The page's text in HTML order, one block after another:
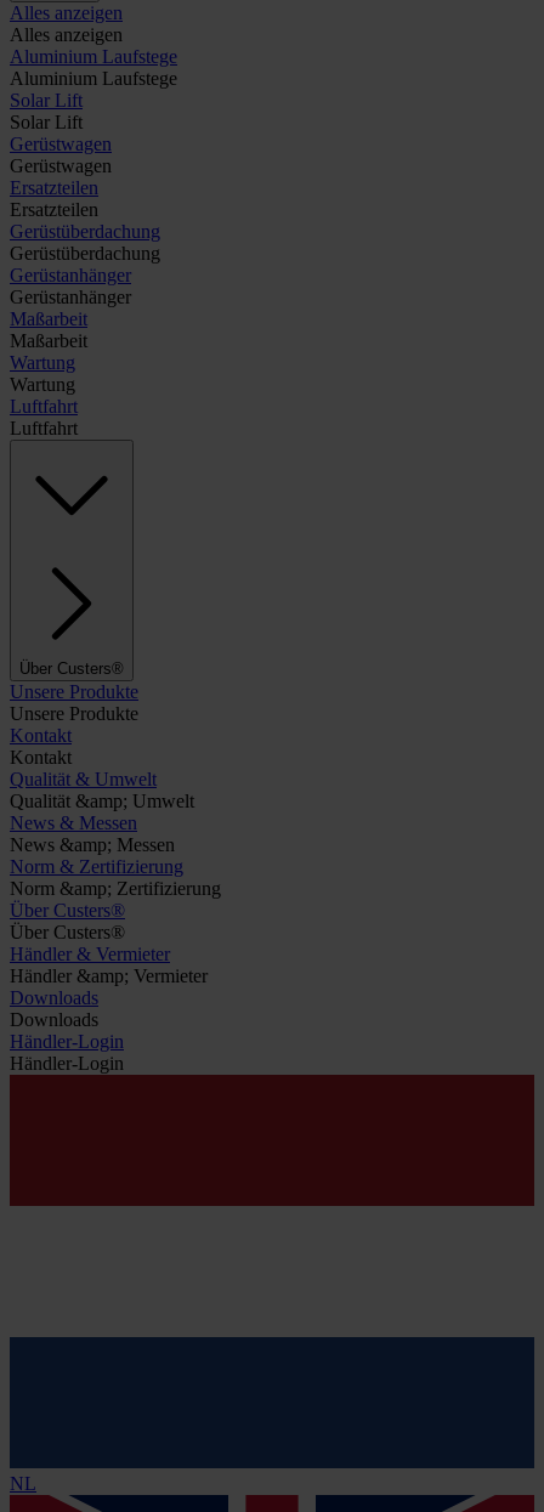
Alles anzeigen
Alles anzeigen
Aluminium Laufstege
Aluminium Laufstege
Solar Lift
Solar Lift
Gerüstwagen
Gerüstwagen
Ersatzteilen
Ersatzteilen
Gerüstüberdachung
Gerüstüberdachung
Gerüstanhänger
Gerüstanhänger
Maßarbeit
Maßarbeit
Wartung
Wartung
Luftfahrt
Luftfahrt
Über Custers®
Unsere Produkte
Unsere Produkte
Kontakt
Kontakt
Qualität & Umwelt
Qualität &amp; Umwelt
News & Messen
News &amp; Messen
Norm & Zertifizierung
Norm &amp; Zertifizierung
Über Custers®
Über Custers®
Händler & Vermieter
Händler &amp; Vermieter
Downloads
Downloads
Händler-Login
Händler-Login
NL